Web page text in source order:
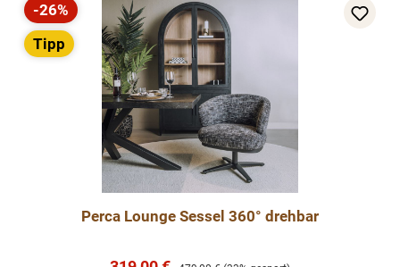
Rabatt
-26%
Tipp
Perca Lounge Sessel 360° drehbar